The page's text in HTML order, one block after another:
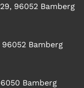
96052 Bamberg
Bamberg
Bamberg